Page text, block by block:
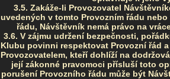
3.5. Zakáže-li Provozovatel
uvedených v tomto Provozním řádu
řádu, Návštěvník nemá právo na
3.6. V zájmu udržení bezpečnosti,
Klubu povinni respektovat Provozní řád
Provozovatelem, kteří dohlíží na
její zákonné pravomoci přísluší toto
porušení Provozního řádu může být